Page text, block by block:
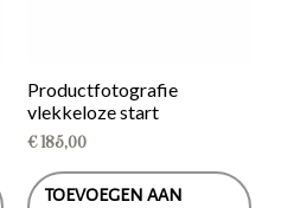
Productfotografie
vlekkeloze start
€185,00
TOEVOEGEN AAN